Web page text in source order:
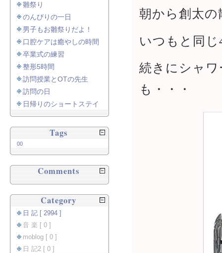
朝から創太
いつもと同
続きにシャ
も・・・
雛祭り
のんびりの一日
男子もお雛祭りだよ！
口腔ケアは癒やしの時間
卒業式の練習
整形5時間
訪問授業とOTの先生
訪問の日
日帰りのショートステイ
Tags
00
Comments
Category
日 記 [ 2994 ]
音 楽 [ 0 ]
moblog [ 0 ]
日 記2 [ 0 ]